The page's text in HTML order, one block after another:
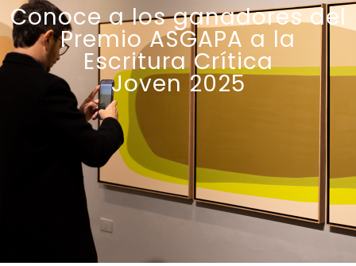
Conoce a los ganadores del
Premio ASGAPA a la
Escritura Crítica
Joven 2025